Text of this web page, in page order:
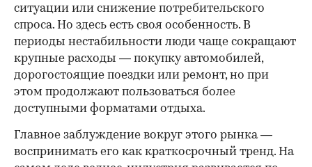
ситуации или снижение потребительского
спроса. Но здесь есть своя особенность. В
периоды нестабильности люди чаще сокращают
крупные расходы — покупку автомобилей,
дорогостоящие поездки или ремонт, но при
этом продолжают пользоваться более
доступными форматами отдыха.
Главное заблуждение вокруг этого рынка —
воспринимать его как краткосрочный тренд. На